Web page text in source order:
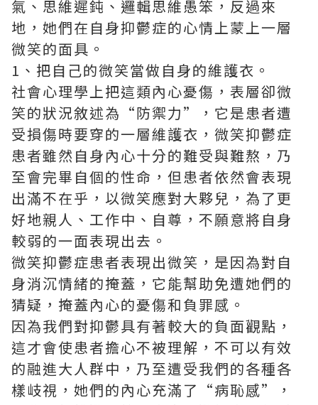
氣、思維遲鈍、邏輯思維愚笨，反過來
地，她們在自身抑鬱症的心情上蒙上一層
微笑的面具。
1、把自己的微笑當做自身的維護衣。
社會心理學上把這類內心憂傷，表層卻微
笑的狀況敘述為“防禦力”，它是患者遭
受損傷時要穿的一層維護衣，微笑抑鬱症
患者雖然自身內心十分的難受與難熬，乃
至會完畢自個的性命，但患者依然會表現
出滿不在乎，以微笑應對大夥兒，為了更
好地親人、工作中、自尊，不願意將自身
較弱的一面表現出去。
微笑抑鬱症患者表現出微笑，是因為對自
身消沉情緒的掩蓋，它能幫助免遭她們的
猜疑，掩蓋內心的憂傷和負罪感。
因為我們對抑鬱具有著較大的負面觀點，
這才會使患者擔心不被理解，不可以有效
的融進大人群中，乃至遭受我們的各種各
樣岐視，她們的內心充滿了“病恥感”，